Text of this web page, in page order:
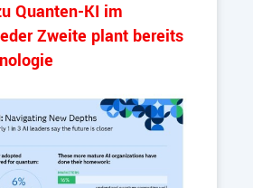
Quanten-KI im
Zweite plant bereits